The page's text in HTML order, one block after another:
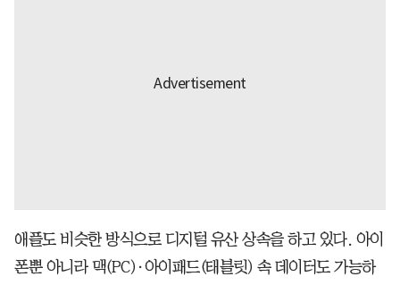
애플도 비슷한 방식으로 디지털 유산 상속을 하고 있다. 아이
폰뿐 아니라 맥(PC)·아이패드(태블릿) 속 데이터도 가능하